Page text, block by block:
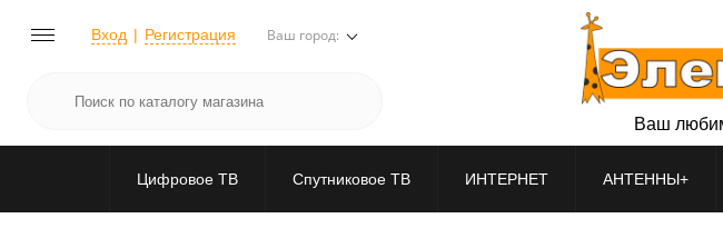
Вход Регистрация Ваш город:
Ваш
Цифровое ТВ Спутниковое ТВ ИНТЕРНЕТ АНТЕННЫ+